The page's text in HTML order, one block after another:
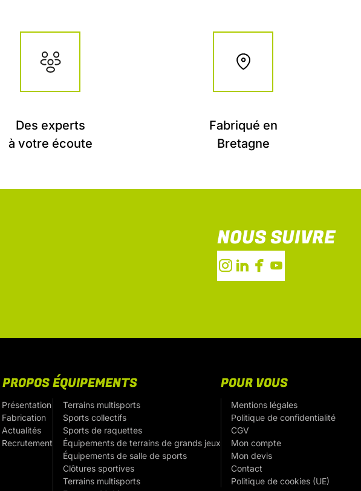
Des experts
à votre écoute
Fabriqué en
Bretagne
NOUS SUIVRE
Présentation
Fabrication
Actualités
Recrutement
ÉQUIPEMENTS
Terrains multisports
Sports collectifs
Sports de raquettes
Équipements de terrains de grands jeux
Équipements de salle de sports
Clôtures sportives
Terrains multisports
POUR VOUS
Mentions légales
Politique de confidentialité
CGV
Mon compte
Mon devis
Contact
Politique de cookies (UE)